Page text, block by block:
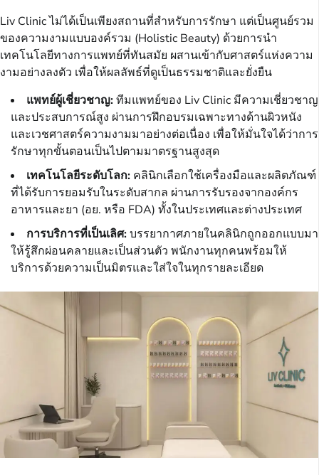
Liv Clinic ไม่ได้เป็นเพียงสถานที่สำหรับการรักษา แต่เป็นศูนย์รวม
ของความงามแบบองค์รวม (Holistic Beauty) ด้วยการนำ
เทคโนโลยีทางการแพทย์ที่ทันสมัย ผสานเข้ากับศาสตร์แห่งความ
งามอย่างลงตัว เพื่อให้ผลลัพธ์ที่ดูเป็นธรรมชาติและยั่งยืน
แพทย์ผู้เชี่ยวชาญ:ทีมแพทย์ของ Liv Clinic มีความเชี่ยวชาญ
และประสบการณ์สูง ผ่านการฝึกอบรมเฉพาะทางด้านผิวหนัง
และเวชศาสตร์ความงามมาอย่างต่อเนื่อง เพื่อให้มั่นใจได้ว่าการ
รักษาทุกขั้นตอนเป็นไปตามมาตรฐานสูงสุด
เทคโนโลยีระดับโลก: คลินิกเลือกใช้เครื่องมือและผลิตภัณฑ์
ที่ได้รับการยอมรับในระดับสากล ผ่านการรับรองจากองค์กร
อาหารและยา (อย. หรือ FDA) ทั้งในประเทศและต่างประเทศ
การบริการที่เป็นเลิศ:บรรยากาศภายในคลินิกถูกออกแบบมา
ให้รู้สึกผ่อนคลายและเป็นส่วนตัว พนักงานทุกคนพร้อมให้
บริการด้วยความเป็นมิตรและใส่ใจในทุกรายละเอียด